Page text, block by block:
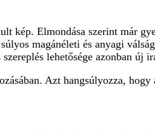
kép. Elmondása szerint már
magánéleti és anyagi
lehetősége azonban új
Azt hangsúlyozza,